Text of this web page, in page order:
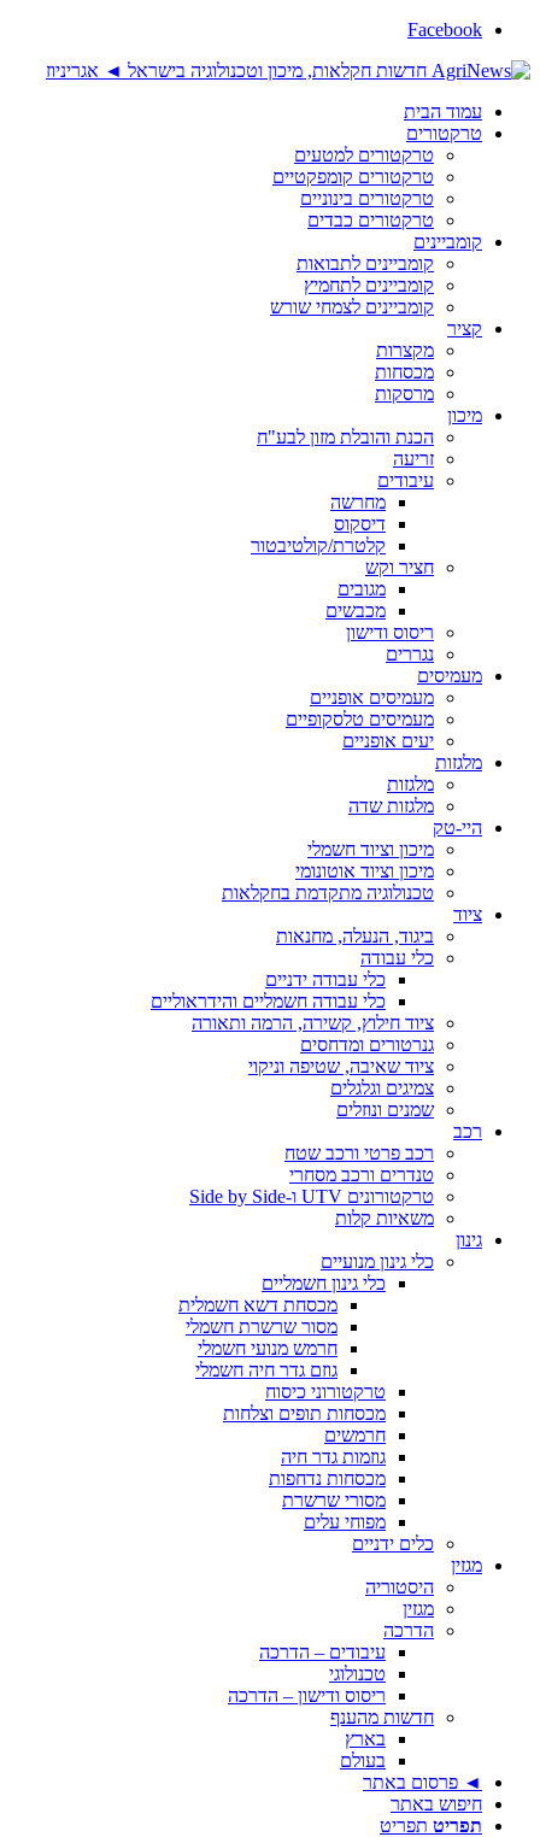
Facebook
עמוד הבית
טרקטורים
טרקטורים למטעים
טרקטורים קומפקטיים
טרקטורים בינוניים
טרקטורים כבדים
קומביינים
קומביינים לתבואות
קומביינים לתחמיץ
קומביינים לצמחי שורש
קציר
מקצרות
מכסחות
מרסקות
מיכון
הכנת והובלת מזון לבע"ח
זריעה
עיבודים
מחרשה
דיסקוס
קלטרת/קולטיבטור
חציר וקש
מגובים
מכבשים
ריסוס ודישון
נגררים
מעמיסים
מעמיסים אופניים
מעמיסים טלסקופיים
יעים אופניים
מלגזות
מלגזות
מלגזות שדה
היי-טק
מיכון וציוד חשמלי
מיכון וציוד אוטונומי
טכנולוגיה מתקדמת בחקלאות
ציוד
ביגוד, הנעלה, מחנאות
כלי עבודה
כלי עבודה ידניים
כלי עבודה חשמליים והידראוליים
ציוד חילוץ, קשירה, הרמה ותאורה
גנרטורים ומדחסים
ציוד שאיבה, שטיפה וניקוי
צמיגים וגלגלים
שמנים ונוזלים
רכב
רכב פרטי ורכב שטח
טנדרים ורכב מסחרי
טרקטורונים UTV ו-Side by Side
משאיות קלות
גינון
כלי גינון מנועיים
כלי גינון חשמליים
מכסחת דשא חשמלית
מסור שרשרת חשמלי
חרמש מנועי חשמלי
גוזם גדר חיה חשמלי
טרקטורוני כיסוח
מכסחות תופים וצלחות
חרמשים
גוזמות גדר חיה
מכסחות נדחפות
מסורי שרשרת
מפוחי עלים
כלים ידניים
מגזין
היסטוריה
מגזין
הדרכה
עיבודים – הדרכה
טכנולוגי
ריסוס ודישון – הדרכה
חדשות מהענף
בארץ
בעולם
◄ פרסום באתר
חיפוש באתר
תפריט תפריט